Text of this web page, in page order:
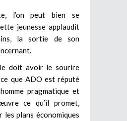
l’on peut bien se
jeunesse applaudit
la sortie de son
doit avoir le sourire
que ADO est réputé
pragmatique et
ce qu’il promet,
les plans économiques